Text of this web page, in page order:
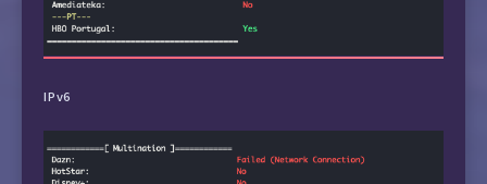
18  211.136.95.226  246.41 ms  AS56048
19  211.136.95.226  245.85 ms  AS56048
20  *
IPv6